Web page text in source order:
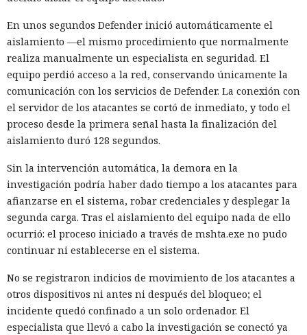
En unos segundos Defender inició automáticamente el
aislamiento —el mismo procedimiento que normalmente
realiza manualmente un especialista en seguridad. El
equipo perdió acceso a la red, conservando únicamente la
comunicación con los servicios de Defender. La conexión con
el servidor de los atacantes se cortó de inmediato, y todo el
proceso desde la primera señal hasta la finalización del
aislamiento duró 128 segundos.
Sin la intervención automática, la demora en la
investigación podría haber dado tiempo a los atacantes para
afianzarse en el sistema, robar credenciales y desplegar la
segunda carga. Tras el aislamiento del equipo nada de ello
ocurrió: el proceso iniciado a través de mshta.exe no pudo
continuar ni establecerse en el sistema.
No se registraron indicios de movimiento de los atacantes a
otros dispositivos ni antes ni después del bloqueo; el
incidente quedó confinado a un solo ordenador. El
especialista que llevó a cabo la investigación se conectó ya